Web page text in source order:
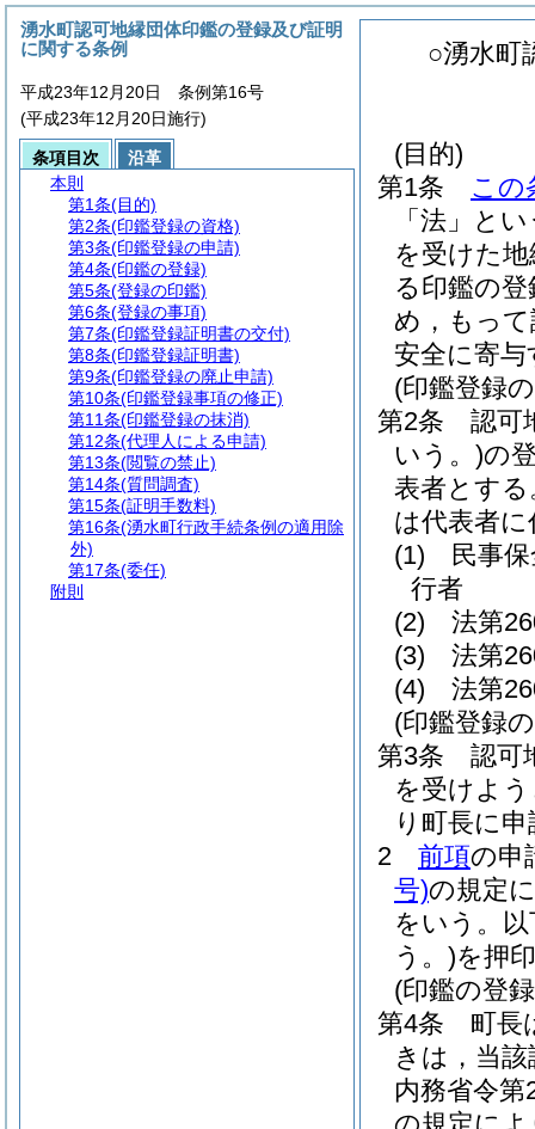
○湧水町
(目的)
第1条
この
「法」と
を受けた
る印鑑の
め，もっ
安全に寄
(印鑑登録
第2条
認可
いう。)の
表者とする
は代表者
(1)
民事
行者
(2)
法第
(3)
法第
(4)
法第
(印鑑登録
第3条
認可
を受けよ
り町長に
2
前項の申
号)の規定
をいう。
う。)を押
(印鑑の登
第4条
町長
きは，当
内務省令
湧水町認可地縁団体印鑑の登録及び証明
に関する条例
平成23年12月20日 条例第16号
(平成23年12月20日施行)
条項目次
沿革
本則
第1条(目的)
第2条(印鑑登録の資格)
第3条(印鑑登録の申請)
第4条(印鑑の登録)
第5条(登録の印鑑)
第6条(登録の事項)
第7条(印鑑登録証明書の交付)
第8条(印鑑登録証明書)
第9条(印鑑登録の廃止申請)
第10条(印鑑登録事項の修正)
第11条(印鑑登録の抹消)
第12条(代理人による申請)
第13条(閲覧の禁止)
第14条(質問調査)
第15条(証明手数料)
第16条(湧水町行政手続条例の適用除
外)
第17条(委任)
附則